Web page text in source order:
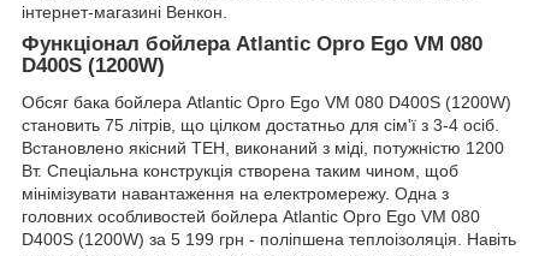
інтернет-магазині Венкон.
Функціонал бойлера Atlantic Opro Ego VM 080
D400S (1200W)
Обсяг бака бойлера Atlantic Opro Ego VM 080 D400S (1200W)
становить 75 літрів, що цілком достатньо для сім'ї з 3-4 осіб.
Встановлено якісний ТЕН, виконаний з міді, потужністю 1200
Вт. Спеціальна конструкція створена таким чином, щоб
мінімізувати навантаження на електромережу. Одна з
головних особливостей бойлера Atlantic Opro Ego VM 080
D400S (1200W) за 5 199 грн - поліпшена теплоізоляція. Навіть